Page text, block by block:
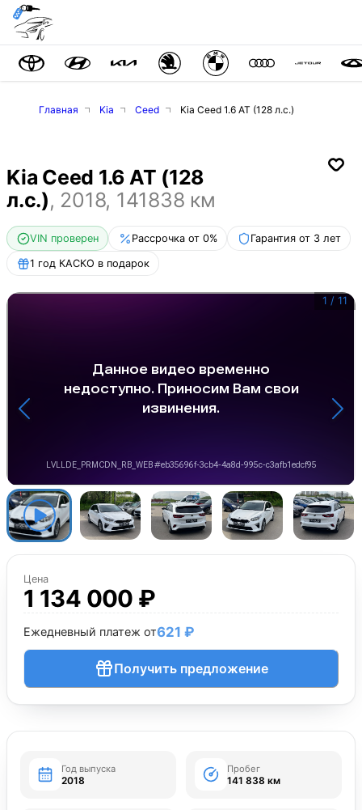
Главная Kia Ceed Kia Ceed 1.6 AT (128 л.с.)
Kia Ceed 1.6 AT (128
л.с.), 2018, 141838 км
VIN проверен Рассрочка от 0% Гарантия от 3 лет
1 год КАСКО в подарок
1 / 11
Цена
1 134 000 ₽
Ежедневный платеж от621 ₽
Получить предложение
Год выпуска
2018
Пробег
141 838 км